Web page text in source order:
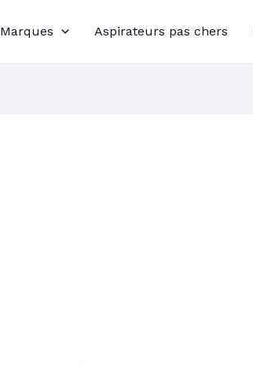
Marques Aspirateurs pas chers